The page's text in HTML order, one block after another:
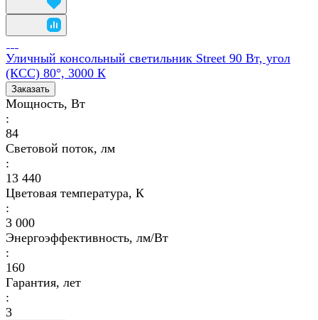
Уличный консольный светильник Street 90 Вт, угол
(КСС) 80°, 3000 К
Заказать
Мощность, Вт
:
84
Световой поток, лм
:
13 440
Цветовая температура, К
:
3 000
Энергоэффективность, лм/Вт
:
160
Гарантия, лет
:
3